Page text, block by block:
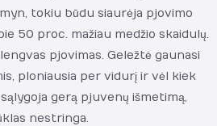
tokiu būdu siaurėja pjovimo
50 proc. mažiau medžio skaidulų.
pjovimas. Geležtė gaunasi
ploniausia per vidurį ir vėl kiek
gerą pjuvenų išmetimą,
nestringa.